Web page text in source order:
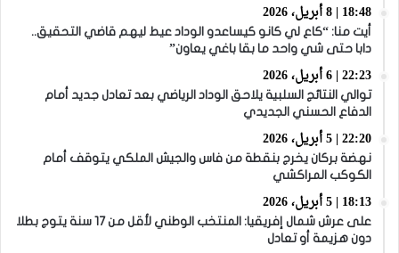
18:48 | 8 أبريل، 2026
أيت منا: “كاع لي كانو كيساعدو الوداد عيط ليهم قاضي التحقيق..
دابا حتى شي واحد ما بقا باغي يعاون”
22:23 | 6 أبريل، 2026
توالي النتائج السلبية يلاحق الوداد الرياضي بعد تعادل جديد أمام
الدفاع الحسني الجديدي
22:20 | 5 أبريل، 2026
نهضة بركان يخرج بنقطة من فاس والجيش الملكي يتوقف أمام
الكوكب المراكشي
18:13 | 5 أبريل، 2026
على عرش شمال إفريقيا: المنتخب الوطني لأقل من 17 سنة يتوج بطلا
دون هزيمة أو تعادل